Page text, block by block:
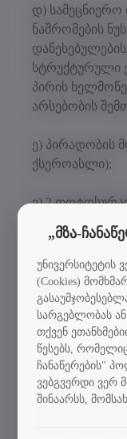
დ)
ნაშრომების
სტრუქტურული
პირის
არსებობის
ე) პირადობის
ქსეროასლი);
ვ) 2
ზ) სქესობრივი
დანაშაულის
შესახებ
შესახებ ცნობა.
შენიშვნა:
ცნობები უკვე
„მზა-
უნივერსიტეტის
(Cookies)
სარგებლობას
თქვენ
წესებს,
ჩანაწერების"
ვებგვერდი ვერ
შინაარსს,